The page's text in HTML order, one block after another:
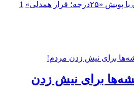
قرار همدلی»
1
برای نیش زدن